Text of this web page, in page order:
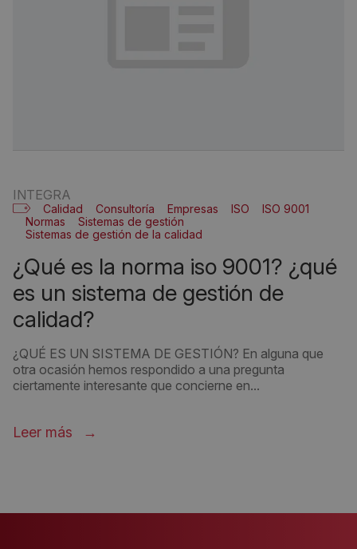
INTEGRA
Calidad Consultoría Empresas ISO
ISO 9001
Normas
Sistemas de gestión
Sistemas de gestión de la calidad
¿qué es la norma iso 9001? ¿qué
es un sistema de gestión de
calidad?
¿QUÉ ES UN SISTEMA DE GESTIÓN? En alguna que
otra ocasión hemos respondido a una pregunta
ciertamente interesante que concierne en...
Leer más